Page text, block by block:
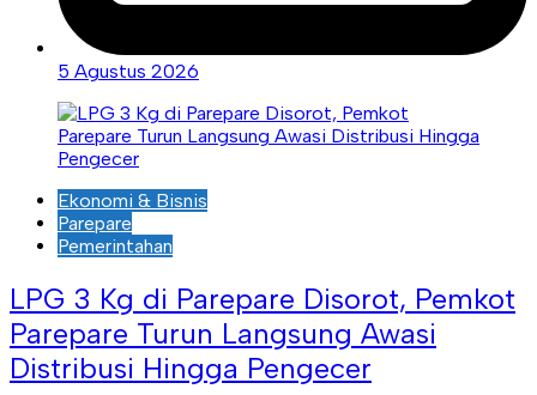
5 Agustus 2026
Ekonomi & Bisnis
Parepare
Pemerintahan
LPG 3 Kg di Parepare Disorot, Pemkot
Parepare Turun Langsung Awasi
Distribusi Hingga Pengecer